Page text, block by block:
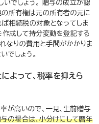
でしょう。 贈与の成立が認
の所有権は元の所有者の元に
相続税の対象となってしま
作成して持分変動を登記する
なりの費用と手間がかかりま
でしょう。
よって、税率を抑えら
が高いので、一見、生前贈与
の場合は、小分けにして暦年